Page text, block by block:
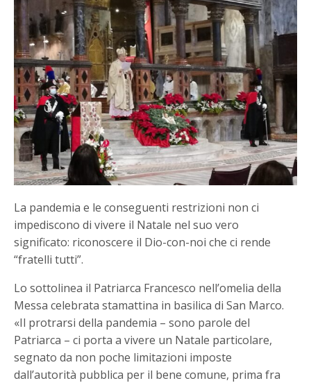
La pandemia e le conseguenti restrizioni non ci
impediscono di vivere il Natale nel suo vero
significato: riconoscere il Dio-con-noi che ci rende
“fratelli tutti”.
Lo sottolinea il Patriarca Francesco nell’omelia della
Messa celebrata stamattina in basilica di San Marco.
«Il protrarsi della pandemia – sono parole del
Patriarca – ci porta a vivere un Natale particolare,
segnato da non poche limitazioni imposte
dall’autorità pubblica per il bene comune, prima fra